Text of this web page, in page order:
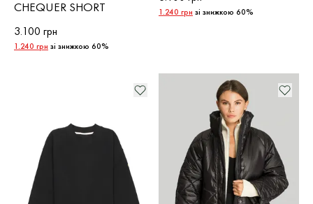
CHEQUER SHORT
3.100 грн
1.240 грн зі знижкою 60%
1.240 грн зі знижкою 60%